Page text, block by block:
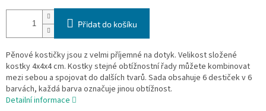
Přidat do košíku
Pěnové kostičky jsou z velmi příjemné na dotyk. Velikost složené
kostky 4x4x4 cm. Kostky stejné obtížnostní řady můžete kombinovat
mezi sebou a spojovat do dalších tvarů. Sada obsahuje 6 destiček v 6
barvách, každá barva označuje jinou obtížnost.
Detailní informace